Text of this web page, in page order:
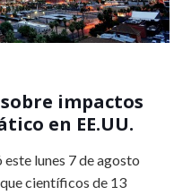
impactos
en EE.UU.
lunes 7 de agosto
científicos de 13